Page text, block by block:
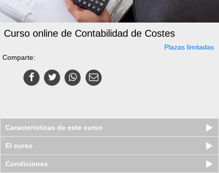
Curso online de Contabilidad de Costes
Plazas limitadas
Comparte:
Características de este curso
El curso
Condiciones